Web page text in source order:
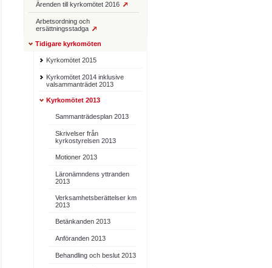
Ärenden till kyrkomötet 2016
Arbetsordning och
ersättningsstadga
Tidigare kyrkomöten
Kyrkomötet 2015
Kyrkomötet 2014 inklusive
valsammanträdet 2013
Kyrkomötet 2013
Sammanträdesplan 2013
Skrivelser från
kyrkostyrelsen 2013
Motioner 2013
Läronämndens yttranden
2013
Verksamhetsberättelser km
2013
Betänkanden 2013
Anföranden 2013
Behandling och beslut 2013